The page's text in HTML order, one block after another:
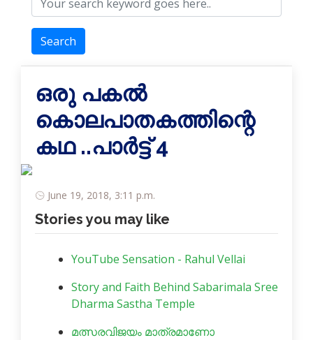
Search
ഒരു പകല്‍
കൊലപാതകത്തിന്റെ
കഥ ..പാര്‍ട്ട് 4
June 19, 2018, 3:11 p.m.
Stories you may like
YouTube Sensation - Rahul Vellai
Story and Faith Behind Sabarimala Sree
Dharma Sastha Temple
മത്സരവിജയം മാത്രമാണോ